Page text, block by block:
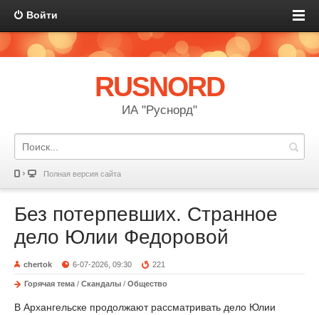
Войти
RUSNORD
ИА "Руснорд"
Полная версия сайта
Без потерпевших. Странное
дело Юлии Федоровой
chertok 6-07-2026, 09:30 221
Горячая тема / Скандалы / Общество
В Архангельске продолжают рассматривать дело Юлии